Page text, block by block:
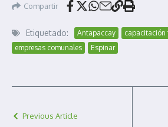
Compartir
Etiquetado: Antapaccay capacitación
empresas comunales
Espinar
Previous Article